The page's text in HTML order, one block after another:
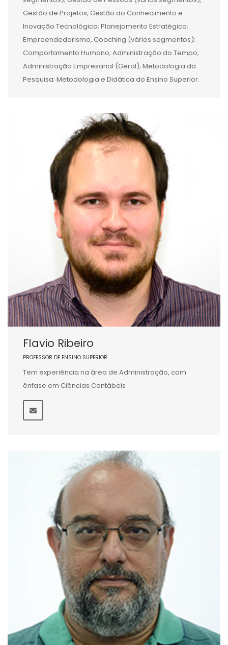
Gestão de Projetos; Gestão do Conhecimento e
Inovação Tecnológica; Planejamento Estratégico;
Empreendedorismo, Coaching (vários segmentos);
Comportamento Humano; Administração do Tempo;
Administração Empresarial (Geral); Metodologia da
Pesquisa; Metodologia e Didática do Ensino Superior.
Flavio Ribeiro
PROFESSOR DE ENSINO SUPERIOR
Tem experiência na área de Administração, com
ênfase em Ciências Contábeis